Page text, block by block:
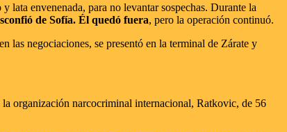
lata envenenada, para no levantar sospechas. Durante la
de Sofía. Él quedó fuera, pero la operación continuó.
las negociaciones, se presentó en la terminal de Zárate y
la organización narcocriminal internacional, Ratkovic, de 56